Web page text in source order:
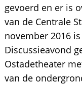
gevoerd en er is
van de Centrale
november 2016
Discussieavond
Ostadetheater
van de